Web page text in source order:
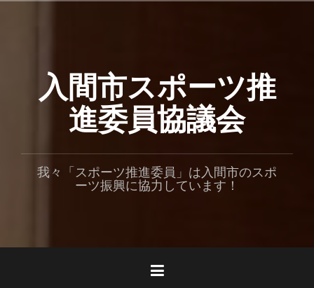
入間市スポーツ推
進委員協議会
我々「スポーツ推進委員」は入間市のスポ
ーツ振興に協力しています！